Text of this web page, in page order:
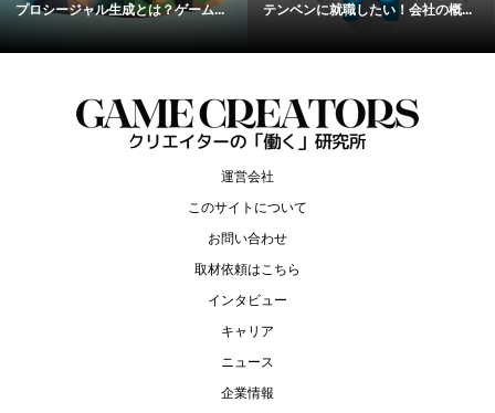
プロシージャル生成とは？ゲーム... テンベンに就職したい！会社の概...
運営会社
このサイトについて
お問い合わせ
取材依頼はこちら
インタビュー
キャリア
ニュース
企業情報